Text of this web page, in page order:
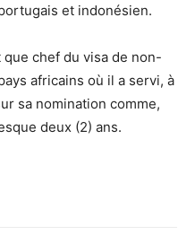
et indonésien.
chef du visa de non-
africains où il a servi, à
sa nomination comme,
deux (2) ans.